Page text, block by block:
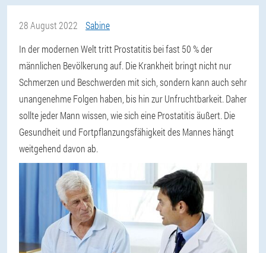
28 August 2022
Sabine
In der modernen Welt tritt Prostatitis bei fast 50 % der
männlichen Bevölkerung auf. Die Krankheit bringt nicht nur
Schmerzen und Beschwerden mit sich, sondern kann auch sehr
unangenehme Folgen haben, bis hin zur Unfruchtbarkeit. Daher
sollte jeder Mann wissen, wie sich eine Prostatitis äußert. Die
Gesundheit und Fortpflanzungsfähigkeit des Mannes hängt
weitgehend davon ab.